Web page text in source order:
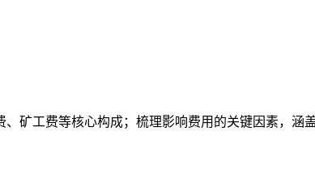
矿工费等核心构成；梳理影响费用的关键因素，涵